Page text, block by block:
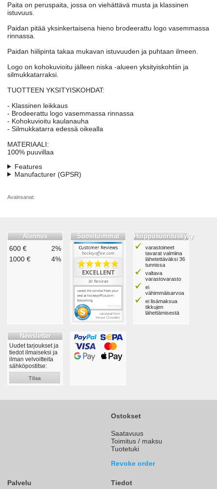
Paita on peruspaita, jossa on viehättävä musta ja klassinen
istuvuus.
Paidan pitää yksinkertaisena hieno brodeerattu logo vasemmassa
rinnassa.
Paidan hiilipinta takaa mukavan istuvuuden ja puhtaan ilmeen.
Logo on kohokuvioitu jälleen niska -alueen yksityiskohtiin ja
silmukkatarraksi.
TUOTTEEN YKSITYISKOHDAT:
- Klassinen leikkaus
- Brodeerattu logo vasemmassa rinnassa
- Kohokuvioitu kaulanauha
- Silmukkatarra edessä oikealla
MATERIAALI:
100% puuvillaa
Features
Manufacturer (GPSR)
Avainsanat:
Alennus
600 €
2%
1000 €
4%
Suosituimmat Huippusuorituskyky
varastoineet
tavarat valmiina
lähetettäväksi 36
tunnissa
valtava
varastovarasto
ei
vähimmäisarvoa
ei lisämaksua
tikkujen
lähettämisestä
Newsletter
Uudet tarjoukset ja
tiedot ilmaiseksi ja
ilman velvoitteita
sähköpostitse:
Tilaa
Ostokset
Saatavuus
Toimitus / maksu
Tuotetuki
Revoke order
Palvelu Tiedot